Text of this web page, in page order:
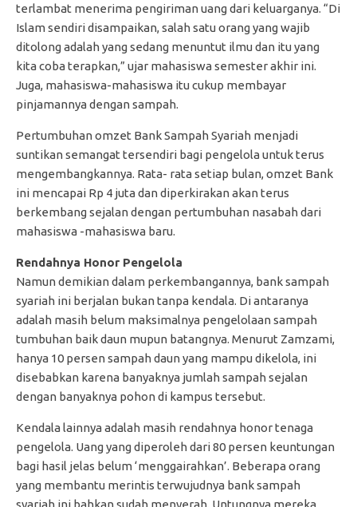
terlambat menerima pengiriman uang dari keluarganya. “Di
Islam sendiri disampaikan, salah satu orang yang wajib
ditolong adalah yang sedang menuntut ilmu dan itu yang
kita coba terapkan,” ujar mahasiswa semester akhir ini.
Juga, mahasiswa-mahasiswa itu cukup membayar
pinjamannya dengan sampah.
Pertumbuhan omzet Bank Sampah Syariah menjadi
suntikan semangat tersendiri bagi pengelola untuk terus
mengembangkannya. Rata- rata setiap bulan, omzet Bank
ini mencapai Rp 4 juta dan diperkirakan akan terus
berkembang sejalan dengan pertumbuhan nasabah dari
mahasiswa -mahasiswa baru.
Rendahnya Honor Pengelola
Namun demikian dalam perkembangannya, bank sampah
syariah ini berjalan bukan tanpa kendala. Di antaranya
adalah masih belum maksimalnya pengelolaan sampah
tumbuhan baik daun mupun batangnya. Menurut Zamzami,
hanya 10 persen sampah daun yang mampu dikelola, ini
disebabkan karena banyaknya jumlah sampah sejalan
dengan banyaknya pohon di kampus tersebut.
Kendala lainnya adalah masih rendahnya honor tenaga
pengelola. Uang yang diperoleh dari 80 persen keuntungan
bagi hasil jelas belum ‘menggairahkan’. Beberapa orang
yang membantu merintis terwujudnya bank sampah
syariah ini bahkan sudah menyerah. Untungnya mereka